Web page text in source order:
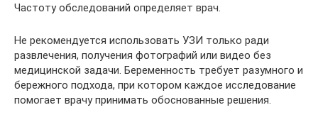
Частоту обследований определяет врач.
Не рекомендуется использовать УЗИ только ради
развлечения, получения фотографий или видео без
медицинской задачи. Беременность требует разумного и
бережного подхода, при котором каждое исследование
помогает врачу принимать обоснованные решения.